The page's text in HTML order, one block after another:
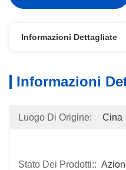
Informazioni Dettagliate
Informazioni
Luogo Di Origine: Cina
Stato Dei Prodotti::